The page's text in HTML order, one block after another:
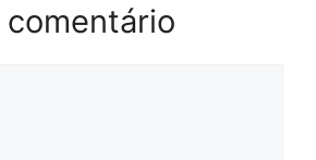
comentário